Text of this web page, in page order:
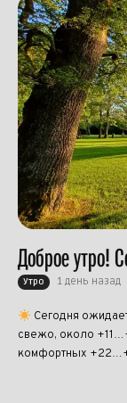
Доброе утро!
Утро 1 день назад
Сегодня
свежо, около
комфортных